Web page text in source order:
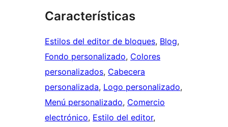
Características
Estilos del editor de bloques, Blog
Fondo personalizado, Colores
personalizados, Cabecera
personalizada, Logo personalizado
Menú personalizado, Comercio
electrónico, Estilo del editor